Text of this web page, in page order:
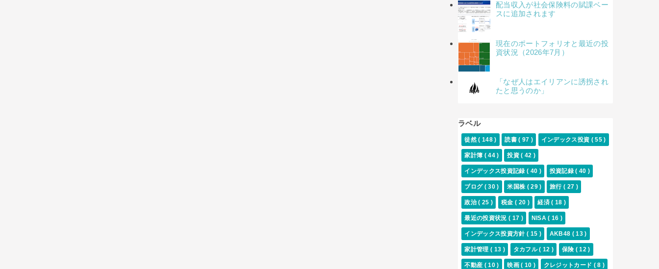
配当収入が社会保険料の賦課ベー
スに追加されます
現在のポートフォリオと最近の投
資状況（2026年7月）
「なぜ人はエイリアンに誘拐され
たと思うのか」
ラベル
徒然( 148 ) 読書( 97 ) インデックス投資 ( 55 )
家計簿 ( 44 ) 投資( 42 )
インデックス投資記録( 40 ) 投資記録( 40 )
ブログ ( 30 ) 米国株 ( 29 ) 旅行 ( 27 )
政治( 25 ) 税金 ( 20 ) 経済( 18 )
最近の投資状況( 17 ) NISA( 16 )
インデックス投資方針( 15 ) AKB48 ( 13 )
家計管理( 13 ) タカフル( 12 ) 保険 ( 12 )
不動産 ( 10 ) 映画( 10 ) クレジットカード ( 8 )